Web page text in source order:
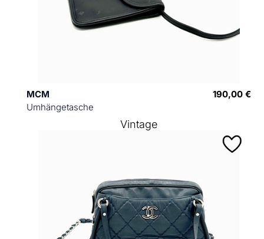
MCM
Umhängetasche
190,00 €
Vintage